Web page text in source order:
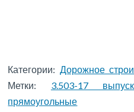
Категории: Дорожное
Метки: 3.503-17
прямоугольные